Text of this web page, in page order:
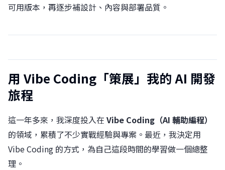
可用版本，再逐步補設計、內容與部署品質。
用 Vibe Coding「策展」我的 AI 開發
旅程
這一年多來，我深度投入在 Vibe Coding（AI 輔助編程）
的領域，累積了不少實戰經驗與專案。最近，我決定用
Vibe Coding 的方式，為自己這段時間的學習做一個總整
理。